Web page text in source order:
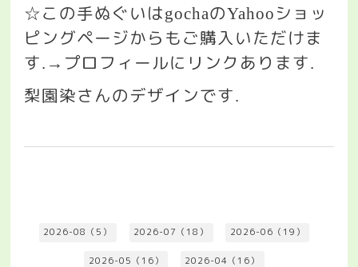
☆この手ぬぐいはgochaのYahoo ショッ
ピングページからもご購入いただけま
す.→ プロフィールにリンクあります.
梨園染さんのデザインです.
2026-08（5） 2026-07（18） 2026-06（19）
2026-05（16） 2026-04（16）